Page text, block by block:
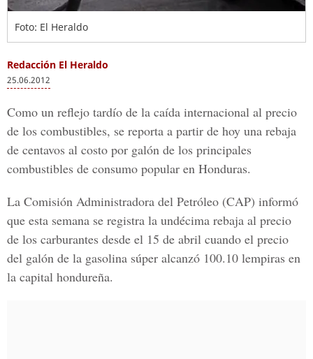
Foto: El Heraldo
Redacción El Heraldo
25.06.2012
Como un reflejo tardío de la caída internacional al precio
de los combustibles, se reporta a partir de hoy una rebaja
de centavos al costo por galón de los principales
combustibles de consumo popular en Honduras.
La Comisión Administradora del Petróleo (CAP) informó
que esta semana se registra la undécima rebaja al precio
de los carburantes desde el 15 de abril cuando el precio
del galón de la gasolina súper alcanzó 100.10 lempiras en
la capital hondureña.